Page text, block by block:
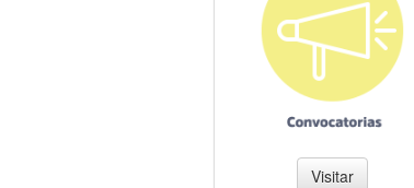
Visitar